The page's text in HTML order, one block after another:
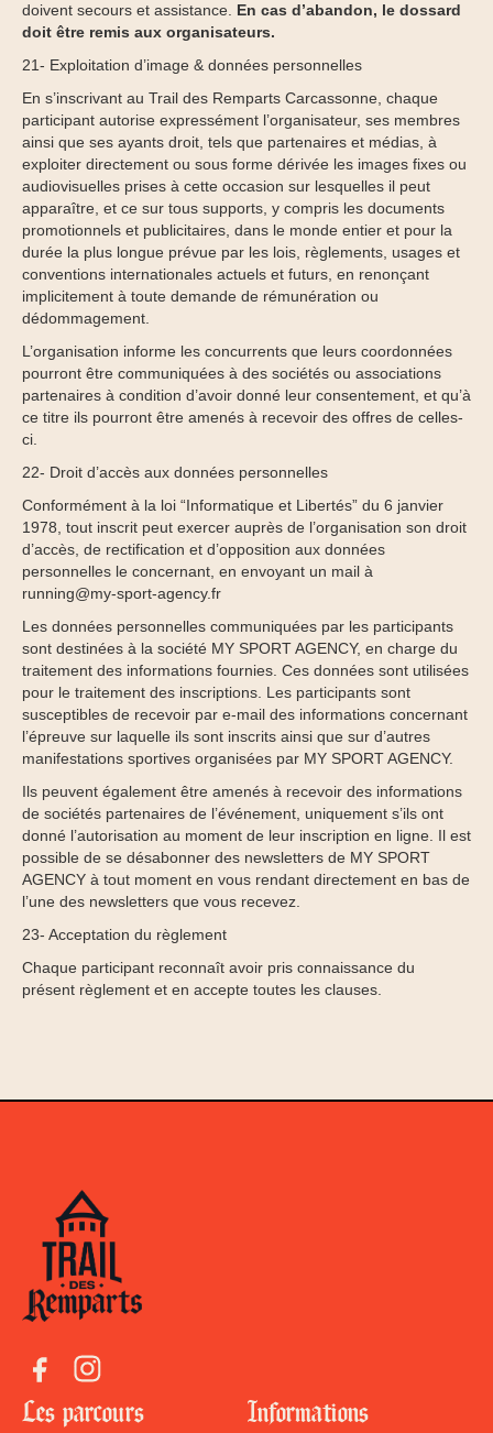
doivent secours et assistance. En cas d’abandon, le dossard
doit être remis aux organisateurs.
21- Exploitation d’image & données personnelles
En s’inscrivant au Trail des Remparts Carcassonne, chaque
participant autorise expressément l’organisateur, ses membres
ainsi que ses ayants droit, tels que partenaires et médias, à
exploiter directement ou sous forme dérivée les images fixes ou
audiovisuelles prises à cette occasion sur lesquelles il peut
apparaître, et ce sur tous supports, y compris les documents
promotionnels et publicitaires, dans le monde entier et pour la
durée la plus longue prévue par les lois, règlements, usages et
conventions internationales actuels et futurs, en renonçant
implicitement à toute demande de rémunération ou
dédommagement.
L’organisation informe les concurrents que leurs coordonnées
pourront être communiquées à des sociétés ou associations
partenaires à condition d’avoir donné leur consentement, et qu’à
ce titre ils pourront être amenés à recevoir des offres de celles-
ci.
22- Droit d’accès aux données personnelles
Conformément à la loi “Informatique et Libertés” du 6 janvier
1978, tout inscrit peut exercer auprès de l’organisation son droit
d’accès, de rectification et d’opposition aux données
personnelles le concernant, en envoyant un mail à
running@my-sport-agency.fr
Les données personnelles communiquées par les participants
sont destinées à la société MY SPORT AGENCY, en charge du
traitement des informations fournies. Ces données sont utilisées
pour le traitement des inscriptions. Les participants sont
susceptibles de recevoir par e-mail des informations concernant
l’épreuve sur laquelle ils sont inscrits ainsi que sur d’autres
manifestations sportives organisées par MY SPORT AGENCY.
Ils peuvent également être amenés à recevoir des informations
de sociétés partenaires de l’événement, uniquement s’ils ont
donné l’autorisation au moment de leur inscription en ligne. Il est
possible de se désabonner des newsletters de MY SPORT
AGENCY à tout moment en vous rendant directement en bas de
l’une des newsletters que vous recevez.
23- Acceptation du règlement
Chaque participant reconnaît avoir pris connaissance du
présent règlement et en accepte toutes les clauses.
Les parcours Informations